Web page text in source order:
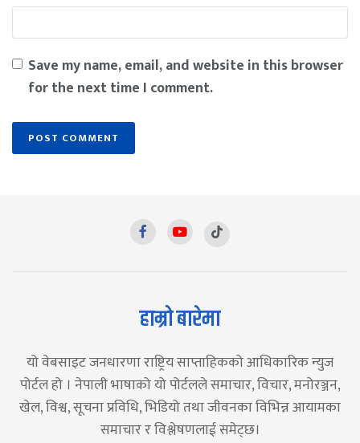
Save my name, email, and website in this browser
for the next time I comment.
हाम्रो बारेमा
यो वेबसाइट जनधारणा राष्ट्रिय साप्ताहिकको आधिकारिक न्युज
पोर्टल हो । नेपाली भाषाको यो पोर्टलले समाचार, विचार, मनोरञ्जन,
खेल, विश्व, सूचना प्रविधि, भिडियो तथा जीवनका विभिन्न आयामका
समाचार र विश्लेषणलाई समेट्छ।